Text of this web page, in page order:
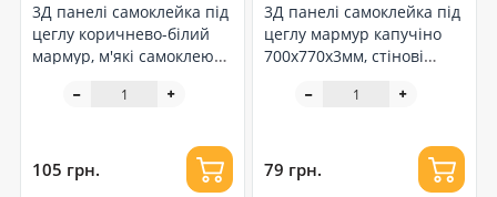
3Д панелі самоклейка під
цеглу коричнево-білий
мармур, м'які самоклеючі
(096-5)
105 грн.
3Д панелі самоклейка під
цеглу мармур капучіно
700x770x3мм, стінові
(220-3)
79 грн.